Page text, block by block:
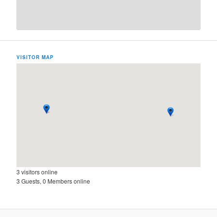
VISITOR MAP
3 visitors online
3 Guests, 0 Members online